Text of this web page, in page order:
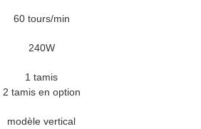
60 tours/min
240W
1 tamis
2 tamis en option
modèle vertical